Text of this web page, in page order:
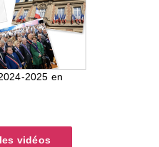
2025 en
vidéos